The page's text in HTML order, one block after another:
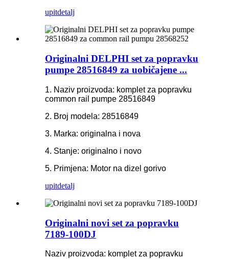
upitdetalj
Originalni DELPHI set za popravku
pumpe 28516849 za uobičajene ...
1. Naziv proizvoda: komplet za popravku
common rail pumpe 28516849
2. Broj modela: 28516849
3. Marka: originalna i nova
4. Stanje: originalno i novo
5. Primjena: Motor na dizel gorivo
upitdetalj
Originalni novi set za popravku
7189-100DJ
Naziv proizvoda: komplet za popravku